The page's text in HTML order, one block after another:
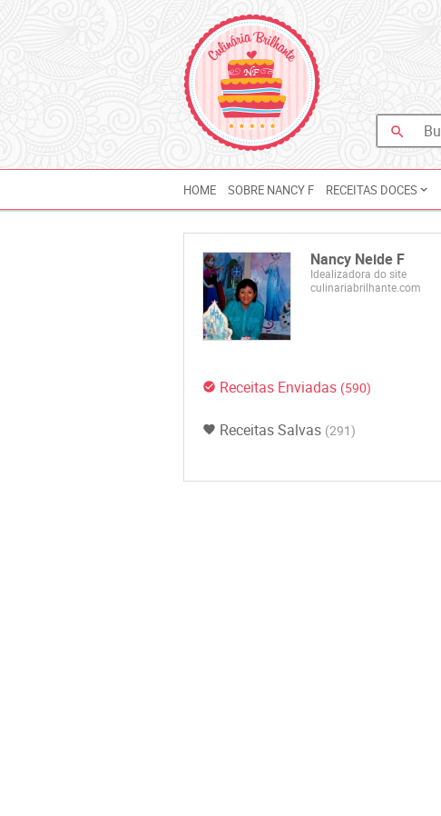
search
HOME SOBRE NANCY F RECEITAS DOCES
Nancy Neide F
Idealizadora do site
culinariabrilhante.com
check_circle Receitas Enviadas (590)
favorite Receitas Salvas (291)